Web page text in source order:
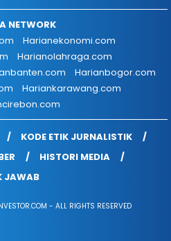
NETWORK
Harianekonomi.com
Harianolahraga.com
Harianbogor.com
Hariankarawang.com
KODE ETIK JURNALISTIK
HISTORI MEDIA
JAWAB
- ALL RIGHTS RESERVED